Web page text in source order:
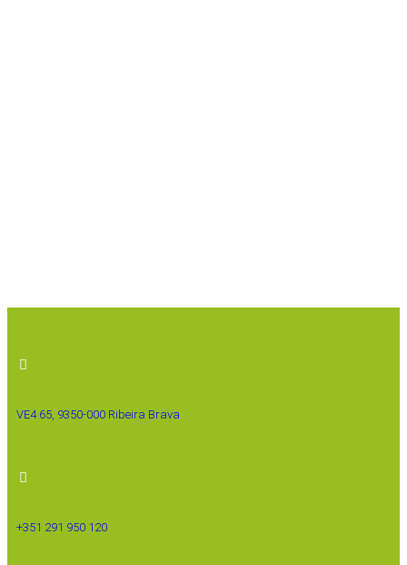
VE4 65, 9350-000 Ribeira Brava
+351 291 950 120